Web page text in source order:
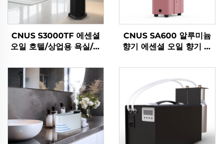
CNUS S3000TF 에센셜
오일 호텔/상업용 욕실/사
향기 유분기 기계 시스템
CNUS SA600 알루미늄
향기 에센셜 오일 향기 상
물 hvac 디프우저 호텔